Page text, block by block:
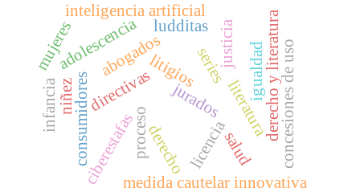
series
litigios
proceso
jurados
abogados
derecho
literaturaderecho y literatura
justicia
ciberestafas
consumidores
medida cautelar innovativa
directivas
salud
niñez
adolescencia ludditas
inteligencia artificial
concesiones de uso
mujeres igualdad
licencia
infancia